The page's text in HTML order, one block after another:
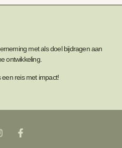
met als doel bijdragen aan
ontwikkeling.
reis met impact!